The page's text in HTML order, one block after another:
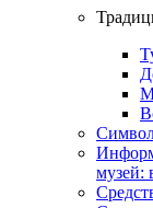
музей: